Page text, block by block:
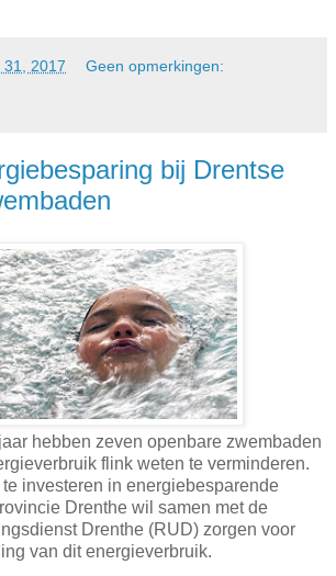
31, 2017 Geen opmerkingen:
bij Drentse
hebben zeven openbare zwembaden
flink weten te verminderen.
investeren in energiebesparende
Drenthe wil samen met de
Drenthe (RUD) zorgen voor
van dit energieverbruik.